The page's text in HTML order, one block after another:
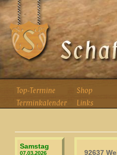
Samstag
07.03.2026
92637